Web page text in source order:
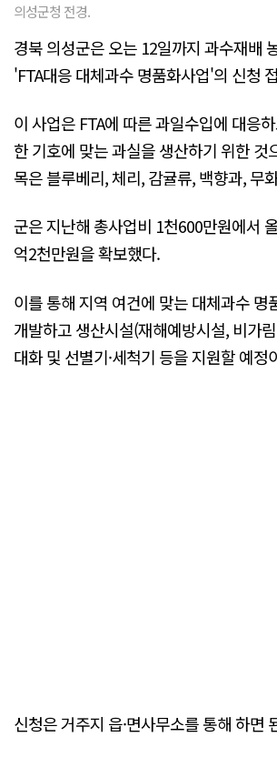
의성군청 전경.
경북 의성군은 오는 12일까지 과수재배
'FTA대응 대체과수 명품화사업'의 신청
이 사업은 FTA에 따른 과일수입에 대응
한 기호에 맞는 과실을 생산하기 위한 것
목은 블루베리, 체리, 감귤류, 백향과, 무
군은 지난해 총사업비 1천600만원에서
억2천만원을 확보했다.
이를 통해 지역 여건에 맞는 대체과수 명
개발하고 생산시설(재해예방시설, 비가
대화 및 선별기·세척기 등을 지원할 예정
신청은 거주지 읍·면사무소를 통해 하면